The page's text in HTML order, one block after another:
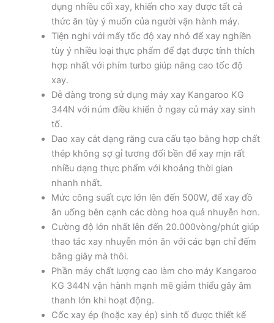
dụng nhiều cối xay, khiến cho xay được tất cả
thức ăn tùy ý muốn của người vận hành máy.
Tiện nghi với mấy tốc độ xay nhỏ để xay nghiền
tùy ý nhiều loại thực phẩm để đạt được tính thích
hợp nhất với phím turbo giúp nâng cao tốc độ
xay.
Dễ dàng trong sử dụng máy xay Kangaroo KG
344N với núm điều khiển ở ngay củ máy xay sinh
tố.
Dao xay cắt dạng răng cưa cấu tạo bằng hợp chất
thép không sợ gỉ tương đối bền để xay mịn rất
nhiều dạng thực phẩm với khoảng thời gian
nhanh nhất.
Mức công suất cực lớn lên đến 500W, để xay đồ
ăn uống bên cạnh các dòng hoa quả nhuyễn hơn.
Cường độ lớn nhất lên đến 20.000vòng/phút giúp
thao tác xay nhuyễn món ăn với các bạn chỉ đếm
bằng giây mà thôi.
Phần máy chất lượng cao làm cho máy Kangaroo
KG 344N vận hành mạnh mẽ giảm thiểu gây âm
thanh lớn khi hoạt động.
Cốc xay ép (hoặc xay ép) sinh tố được thiết kế